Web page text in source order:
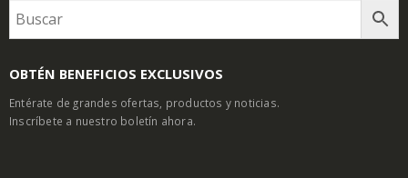
OBTÉN BENEFICIOS EXCLUSIVOS
Entérate de grandes ofertas, productos y noticias.
Inscríbete a nuestro boletín ahora.